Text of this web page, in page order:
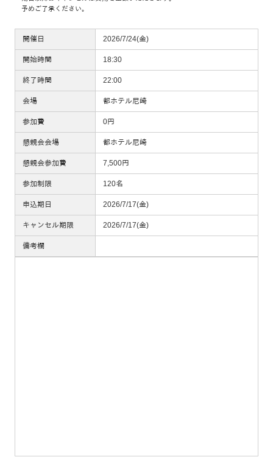
予めご了承ください。
開催日 2026/7/24(金)
開始時間 18:30
終了時間 22:00
会場 都ホテル尼崎
参加費 0円
懇親会会場 都ホテル尼崎
懇親会参加費 7,500円
参加制限 120名
申込期日 2026/7/17(金)
キャンセル期限 2026/7/17(金)
備考欄